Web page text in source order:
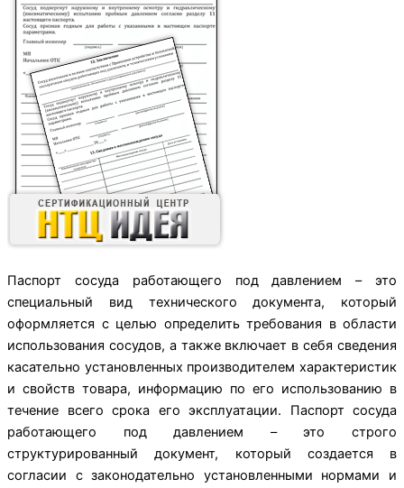
Паспорт сосуда работающего под давлением – это
специальный вид технического документа, который
оформляется с целью определить требования в области
использования сосудов, а также включает в себя сведения
касательно установленных производителем характеристик
и свойств товара, информацию по его использованию в
течение всего срока его эксплуатации. Паспорт сосуда
работающего под давлением – это строго
структурированный документ, который создается в
согласии с законодательно установленными нормами и